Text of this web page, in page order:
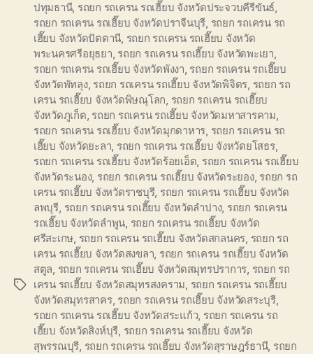
Tags
ปทุมธานี, รถยก รถเครน รถเฮี๊ยบ จังหวัดประจวบคีรีขันธ์,
รถยก รถเครน รถเฮี๊ยบ จังหวัดปราจีนบุรี, รถยก รถเครน รถ
เฮี๊ยบ จังหวัดปัตตานี, รถยก รถเครน รถเฮี๊ยบ จังหวัด
พระนครศรีอยุธยา, รถยก รถเครน รถเฮี๊ยบ จังหวัดพะเยา,
รถยก รถเครน รถเฮี๊ยบ จังหวัดพังงา, รถยก รถเครน รถเฮี๊ยบ
จังหวัดพัทลุง, รถยก รถเครน รถเฮี๊ยบ จังหวัดพิจิตร, รถยก รถ
เครน รถเฮี๊ยบ จังหวัดพิษณุโลก, รถยก รถเครน รถเฮี๊ยบ
จังหวัดภูเก็ต, รถยก รถเครน รถเฮี๊ยบ จังหวัดมหาสารคาม,
รถยก รถเครน รถเฮี๊ยบ จังหวัดมุกดาหาร, รถยก รถเครน รถ
เฮี๊ยบ จังหวัดยะลา, รถยก รถเครน รถเฮี๊ยบ จังหวัดยโสธร,
รถยก รถเครน รถเฮี๊ยบ จังหวัดร้อยเอ็ด, รถยก รถเครน รถเฮี๊ยบ
จังหวัดระนอง, รถยก รถเครน รถเฮี๊ยบ จังหวัดระยอง, รถยก รถ
เครน รถเฮี๊ยบ จังหวัดราชบุรี, รถยก รถเครน รถเฮี๊ยบ จังหวัด
ลพบุรี, รถยก รถเครน รถเฮี๊ยบ จังหวัดลำปาง, รถยก รถเครน
รถเฮี๊ยบ จังหวัดลำพูน, รถยก รถเครน รถเฮี๊ยบ จังหวัด
ศรีสะเกษ, รถยก รถเครน รถเฮี๊ยบ จังหวัดสกลนคร, รถยก รถ
เครน รถเฮี๊ยบ จังหวัดสงขลา, รถยก รถเครน รถเฮี๊ยบ จังหวัด
สตูล, รถยก รถเครน รถเฮี๊ยบ จังหวัดสมุทรปราการ, รถยก รถ
เครน รถเฮี๊ยบ จังหวัดสมุทรสงคราม, รถยก รถเครน รถเฮี๊ยบ
จังหวัดสมุทรสาคร, รถยก รถเครน รถเฮี๊ยบ จังหวัดสระบุรี,
รถยก รถเครน รถเฮี๊ยบ จังหวัดสระแก้ว, รถยก รถเครน รถ
เฮี๊ยบ จังหวัดสิงห์บุรี, รถยก รถเครน รถเฮี๊ยบ จังหวัด
สุพรรณบุรี, รถยก รถเครน รถเฮี๊ยบ จังหวัดสุราษฎร์ธานี, รถยก